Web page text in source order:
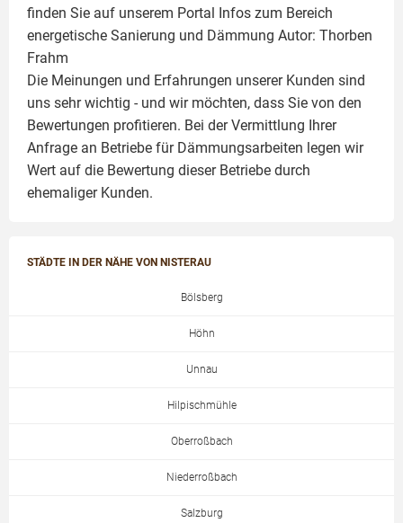
finden Sie auf unserem Portal Infos zum Bereich
energetische Sanierung und Dämmung Autor: Thorben
Frahm
Die Meinungen und Erfahrungen unserer Kunden sind
uns sehr wichtig - und wir möchten, dass Sie von den
Bewertungen profitieren. Bei der Vermittlung Ihrer
Anfrage an Betriebe für Dämmungsarbeiten legen wir
Wert auf die Bewertung dieser Betriebe durch
ehemaliger Kunden.
STÄDTE IN DER NÄHE VON NISTERAU
Bölsberg
Höhn
Unnau
Hilpischmühle
Oberroßbach
Niederroßbach
Salzburg